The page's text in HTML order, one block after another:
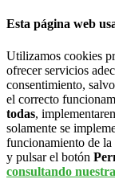
Esta página web
Utilizamos cookies
ofrecer servicios
consentimiento,
el correcto
todas,
solamente se
funcionamiento de
y pulsar el botón
consultando